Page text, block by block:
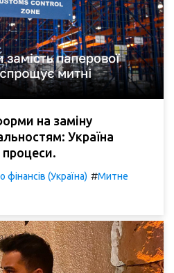
на заміну
Україна
процеси.
фінансів (Україна) #Митне